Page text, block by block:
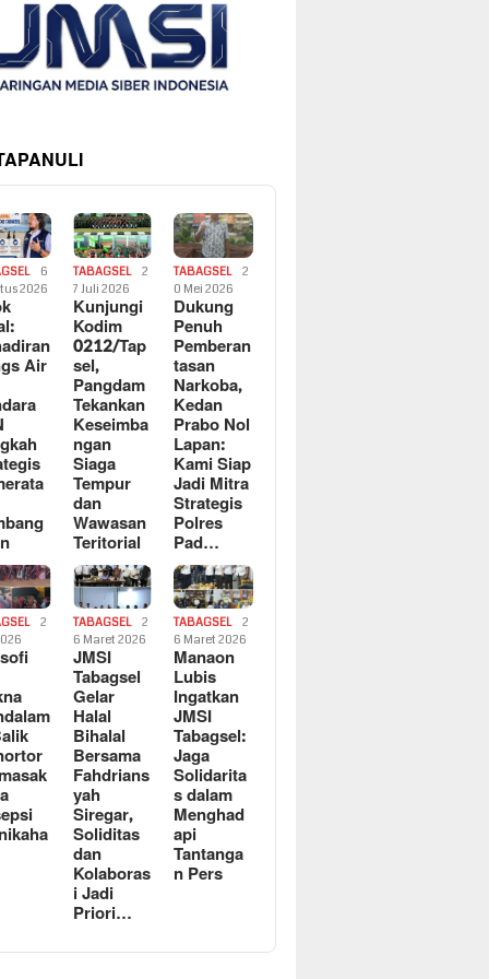
6
2026
Air
TABAGSEL
2
7 Juli 2026
Kunjungi
Kodim
0212/Tap
sel,
Pangdam
Tekankan
Keseimba
ngan
Siaga
Tempur
dan
Wawasan
Teritorial
TABAGSEL
2
0 Mei 2026
Dukung
Penuh
Pemberan
tasan
Narkoba,
Kedan
Prabo Nol
Lapan:
Kami Siap
Jadi Mitra
Strategis
Polres
Pad…
2
TABAGSEL
2
6 Maret 2026
JMSI
Tabagsel
Gelar
Halal
Bihalal
Bersama
Fahdrians
yah
Siregar,
Soliditas
dan
Kolaboras
i Jadi
Priori…
TABAGSEL
2
6 Maret 2026
Manaon
Lubis
Ingatkan
JMSI
Tabagsel:
Jaga
Solidarita
s dalam
Menghad
api
Tantanga
n Pers